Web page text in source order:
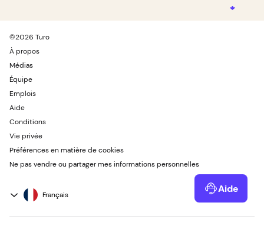
Aide
©2026 Turo
À propos
Médias
Équipe
Emplois
Aide
Conditions
Vie privée
Préférences en matière de cookies
Ne pas vendre ou partager mes informations personnelles